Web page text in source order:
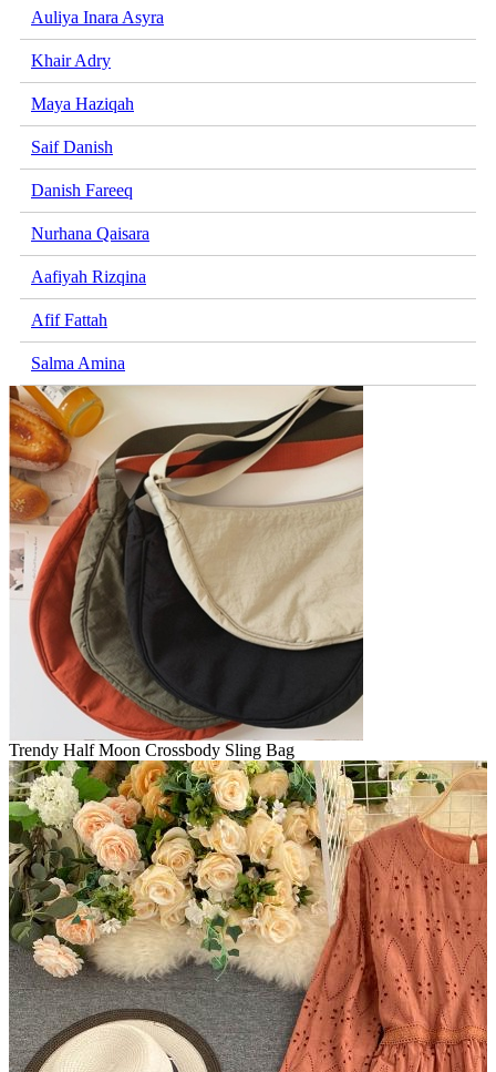
Auliya Inara Asyra
Khair Adry
Maya Haziqah
Saif Danish
Danish Fareeq
Nurhana Qaisara
Aafiyah Rizqina
Afif Fattah
Salma Amina
Trendy Half Moon Crossbody Sling Bag